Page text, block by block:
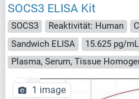
SOCS3 ELISA Kit
SOCS3 Reaktivität: Human
Sandwich ELISA
15.625 pg/
Plasma, Serum, Tissue
1 image